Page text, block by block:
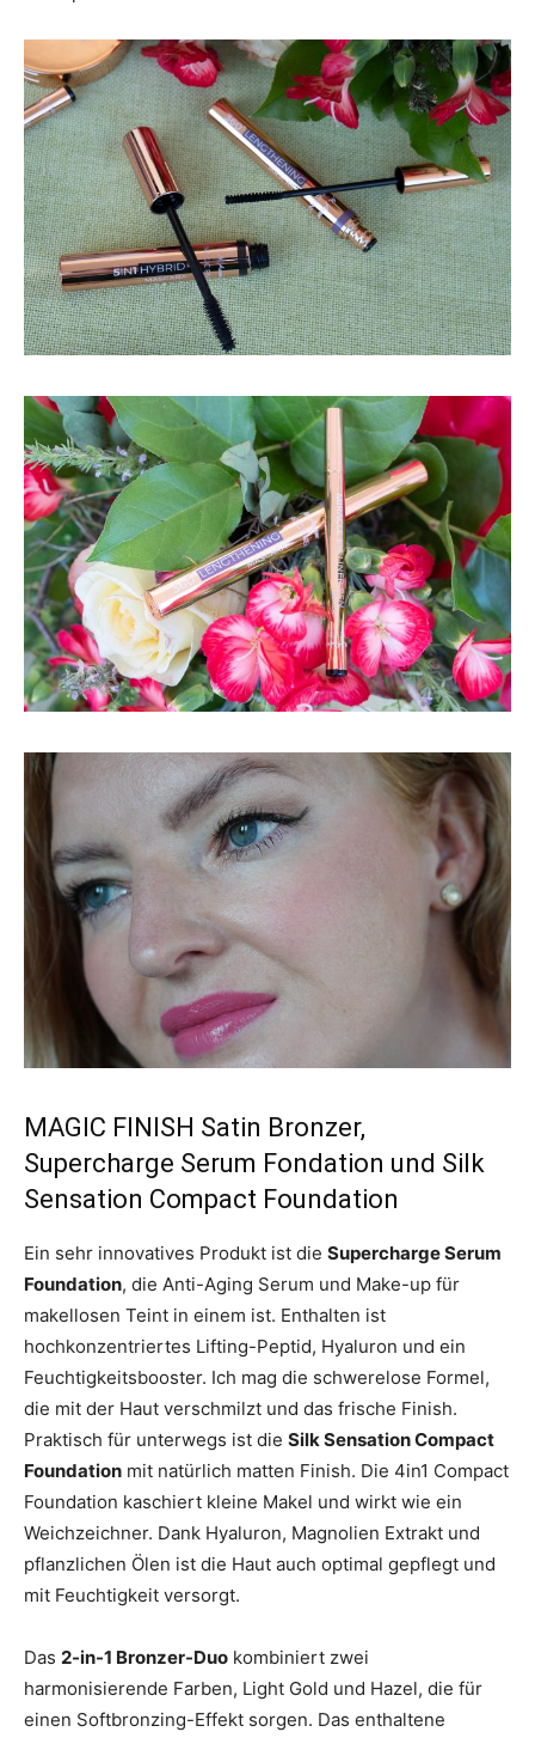
MAGIC FINISH Satin Bronzer,
Supercharge Serum Fondation und Silk
Sensation Compact Foundation
Ein sehr innovatives Produkt ist die Supercharge Serum
Foundation, die Anti-Aging Serum und Make-up für
makellosen Teint in einem ist. Enthalten ist
hochkonzentriertes Lifting-Peptid, Hyaluron und ein
Feuchtigkeitsbooster. Ich mag die schwerelose Formel,
die mit der Haut verschmilzt und das frische Finish.
Praktisch für unterwegs ist die Silk Sensation Compact
Foundation mit natürlich matten Finish. Die 4in1 Compact
Foundation kaschiert kleine Makel und wirkt wie ein
Weichzeichner. Dank Hyaluron, Magnolien Extrakt und
pflanzlichen Ölen ist die Haut auch optimal gepflegt und
mit Feuchtigkeit versorgt.
Das 2-in-1 Bronzer-Duo kombiniert zwei
harmonisierende Farben, Light Gold und Hazel, die für
einen Softbronzing-Effekt sorgen. Das enthaltene